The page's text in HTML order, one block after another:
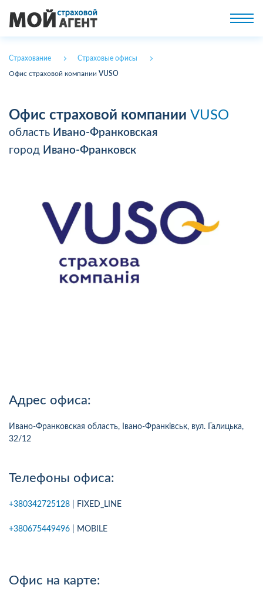
Страхование Страховые офисы
Офис страховой компании VUSO
Офис страховой компании VUSO
область Ивано-Франковская
город Ивано-Франковск
Адрес офиса:
Ивано-Франковская область, Івано-Франківськ, вул. Галицька,
32/12
Телефоны офиса:
+380342725128 | FIXED_LINE
+380675449496 | MOBILE
Офис на карте: